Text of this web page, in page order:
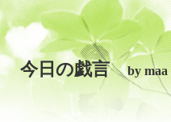
今日の戯言by maa